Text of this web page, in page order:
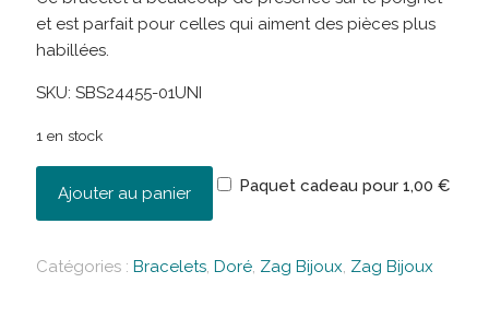
et est parfait pour celles qui aiment des pièces plus
habillées.
SKU: SBS24455-01UNI
1 en stock
Ajouter au panier Paquet cadeau pour 1,00 €
Catégories : Bracelets, Doré, Zag Bijoux, Zag Bijoux